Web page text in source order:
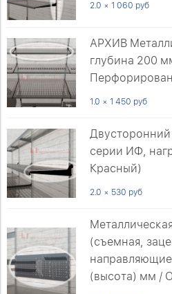
2.0 × 1 060 руб
АРХИВ
глубина 200
1.0 × 1 450 руб
серии ИФ,
Красный)
2.0 × 530 руб
(съемная,
(высота) мм /